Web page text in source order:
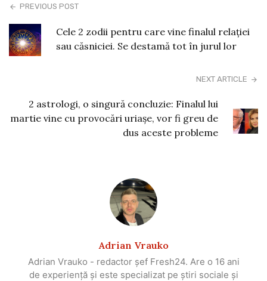
PREVIOUS POST
Cele 2 zodii pentru care vine finalul relației
sau căsniciei. Se destamă tot în jurul lor
NEXT ARTICLE
2 astrologi, o singură concluzie: Finalul lui
martie vine cu provocări uriașe, vor fi greu de
dus aceste probleme
Adrian Vrauko
Adrian Vrauko - redactor șef Fresh24. Are o 16 ani
de experiență și este specializat pe știri sociale și